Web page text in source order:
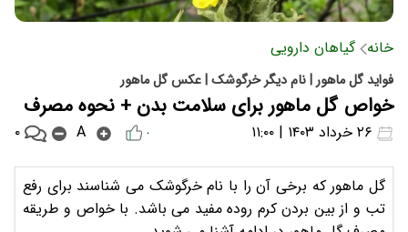
خانه گیاهان دارویی
فواید گل ماهور | نام دیگر خرگوشک | عکس گل ماهور
خواص گل ماهور برای سلامت بدن + نحوه مصرف
۰ A ۰
گل ماهور که برخی آن را با نام خرگوشک می شناسند برای رفع
تب و از بین بردن کرم روده مفید می باشد. با خواص و طریقه